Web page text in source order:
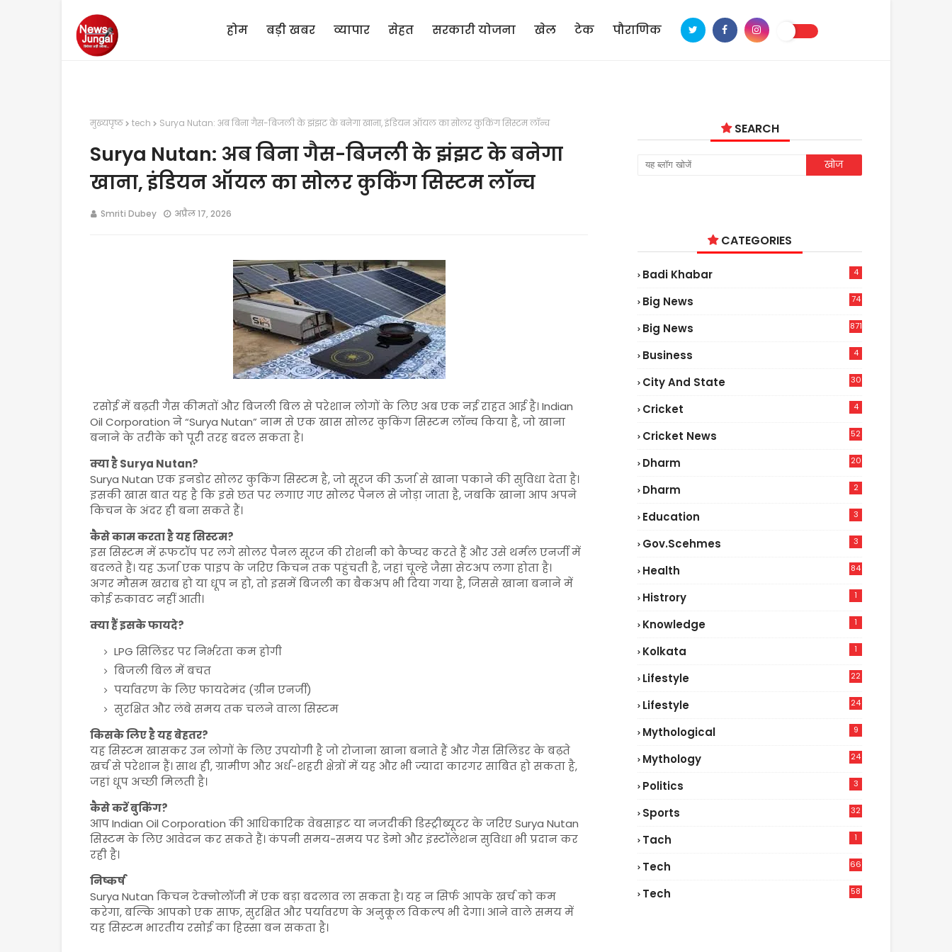
होम बड़ी खबर व्यापार सेहत सरकारी योजना खेल टेक पौराणिक
मुख्यपृष्ठ tech Surya Nutan: अब बिना गैस-बिजली के झंझट के बनेगा खाना, इंडियन ऑयल का सोलर कुकिंग सिस्टम लॉन्च
Surya Nutan: अब बिना गैस-बिजली के झंझट के बनेगा
खाना, इंडियन ऑयल का सोलर कुकिंग सिस्टम लॉन्च
Smriti Dubey अप्रैल 17, 2026
रसोई में बढ़ती गैस कीमतों और बिजली बिल से परेशान लोगों के लिए अब एक नई राहत आई है।Indian
Oil Corporation ने “Surya Nutan” नाम से एक खास सोलर कुकिंग सिस्टम लॉन्च किया है, जो खाना
बनाने के तरीके को पूरी तरह बदल सकता है।
क्या है Surya Nutan?
Surya Nutan एक इनडोर सोलर कुकिंग सिस्टम है, जो सूरज की ऊर्जा से खाना पकाने की सुविधा देता है।
इसकी खास बात यह है कि इसे छत पर लगाए गए सोलर पैनल से जोड़ा जाता है, जबकि खाना आप अपने
किचन के अंदर ही बना सकते हैं।
कैसे काम करता है यह सिस्टम?
इस सिस्टम में रूफटॉप पर लगे सोलर पैनल सूरज की रोशनी को कैप्चर करते हैं और उसे थर्मल एनर्जी में
बदलते हैं। यह ऊर्जा एक पाइप के जरिए किचन तक पहुंचती है, जहां चूल्हे जैसा सेटअप लगा होता है।
अगर मौसम खराब हो या धूप न हो, तो इसमें बिजली का बैकअप भी दिया गया है, जिससे खाना बनाने में
कोई रुकावट नहीं आती।
क्या हैं इसके फायदे?
LPG सिलिंडर पर निर्भरता कम होगी
बिजली बिल में बचत
पर्यावरण के लिए फायदेमंद (ग्रीन एनर्जी)
सुरक्षित और लंबे समय तक चलने वाला सिस्टम
किसके लिए है यह बेहतर?
यह सिस्टम खासकर उन लोगों के लिए उपयोगी है जो रोजाना खाना बनाते हैं और गैस सिलिंडर के बढ़ते
खर्च से परेशान हैं। साथ ही, ग्रामीण और अर्ध-शहरी क्षेत्रों में यह और भी ज्यादा कारगर साबित हो सकता है,
जहां धूप अच्छी मिलती है।
कैसे करें बुकिंग?
आपIndian Oil Corporation की आधिकारिक वेबसाइट या नजदीकी डिस्ट्रीब्यूटर के जरिए Surya Nutan
सिस्टम के लिए आवेदन कर सकते हैं। कंपनी समय-समय पर डेमो और इंस्टॉलेशन सुविधा भी प्रदान कर
रही है।
निष्कर्ष
Surya Nutan किचन टेक्नोलॉजी में एक बड़ा बदलाव ला सकता है। यह न सिर्फ आपके खर्च को कम
करेगा, बल्कि आपको एक साफ, सुरक्षित और पर्यावरण के अनुकूल विकल्प भी देगा। आने वाले समय में
यह सिस्टम भारतीय रसोई का हिस्सा बन सकता है।
SEARCH
CATEGORIES
Badi Khabar 4
Big News
74
Big News 871
Business 4
City And State 30
Cricket 4
Cricket News
52
Dharm 20
Dharm 2
Education 3
Gov.scehmes 3
Health
84
Histrory 1
Knowledge 1
Kolkata 1
Lifestyle
22
Lifestyle
24
Mythological 9
Mythology 24
Politics 3
Sports 32
Tach 1
Tech
66
Tech
58